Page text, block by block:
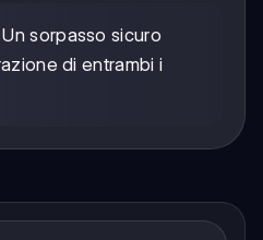
sorpasso sicuro
di entrambi i